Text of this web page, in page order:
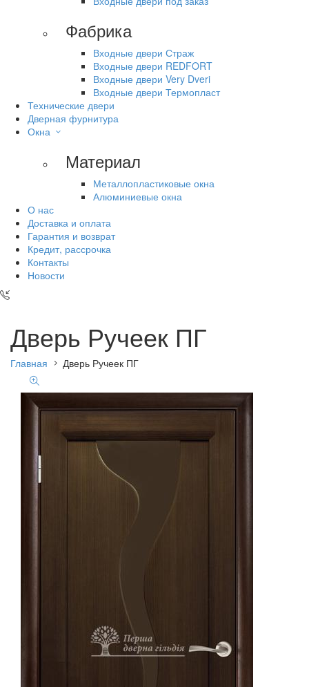
Фабрика
Входные двери Страж
Входные двери REDFORT
Входные двери Very Dveri
Входные двери Термопласт
Технические двери
Дверная фурнитура
Окна
Материал
Металлопластиковые окна
Алюминиевые окна
О нас
Доставка и оплата
Гарантия и возврат
Кредит, рассрочка
Контакты
Новости
Дверь Ручеек ПГ
Главная Дверь Ручеек ПГ